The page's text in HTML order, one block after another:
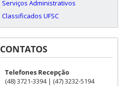
Serviços Administrativos
Classificados UFSC
CONTATOS
Telefones Recepção
(48) 3721-3394 | (47) 3232-5194